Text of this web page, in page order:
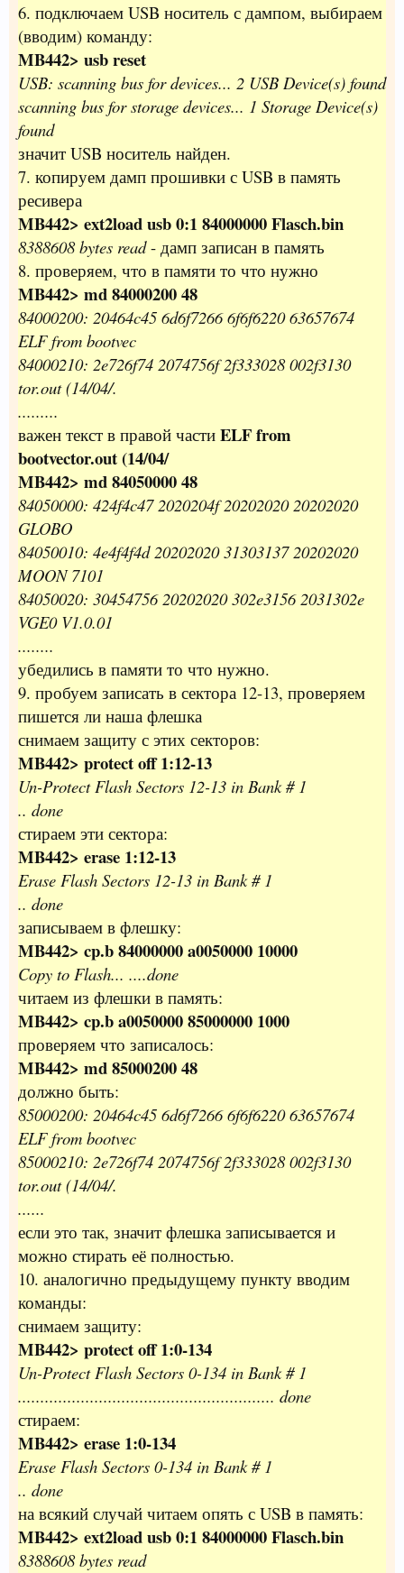
6. подключаем USB носитель с дампом, выбираем
(вводим) команду:
MB442> usb reset
USB: scanning bus for devices... 2 USB Device(s) found
scanning bus for storage devices... 1 Storage Device(s)
found
значит USB носитель найден.
7. копируем дамп прошивки с USB в память
ресивера
MB442> ext2load usb 0:1 84000000 Flasch.bin
8388608 bytes read- дамп записан в память
8. проверяем, что в памяти то что нужно
MB442> md 84000200 48
84000200: 20464c45 6d6f7266 6f6f6220 63657674
ELF from bootvec
84000210: 2e726f74 2074756f 2f333028 002f3130
tor.out (14/04/.
.........
важен текст в правой части ELF from
bootvector.out (14/04/
MB442> md 84050000 48
84050000: 424f4c47 2020204f 20202020 20202020
GLOBO
84050010: 4e4f4f4d 20202020 31303137 20202020
MOON 7101
84050020: 30454756 20202020 302e3156 2031302e
VGE0 V1.0.01
........
убедились в памяти то что нужно.
9. пробуем записать в сектора 12-13, проверяем
пишется ли наша флешка
снимаем защиту с этих секторов:
MB442> protect off 1:12-13
Un-Protect Flash Sectors 12-13 in Bank # 1
.. done
стираем эти сектора:
MB442> erase 1:12-13
Erase Flash Sectors 12-13 in Bank # 1
.. done
записываем в флешку:
MB442> cp.b 84000000 a0050000 10000
Copy to Flash... ....done
читаем из флешки в память:
MB442> cp.b a0050000 85000000 1000
проверяем что записалось:
MB442> md 85000200 48
должно быть:
85000200: 20464c45 6d6f7266 6f6f6220 63657674
ELF from bootvec
85000210: 2e726f74 2074756f 2f333028 002f3130
tor.out (14/04/.
......
если это так, значит флешка записывается и
можно стирать её полностью.
10. аналогично предыдущему пункту вводим
команды:
снимаем защиту:
MB442> protect off 1:0-134
Un-Protect Flash Sectors 0-134 in Bank # 1
......................................................... done
стираем:
MB442> erase 1:0-134
Erase Flash Sectors 0-134 in Bank # 1
.. done
на всякий случай читаем опять с USB в память:
MB442> ext2load usb 0:1 84000000 Flasch.bin
8388608 bytes read